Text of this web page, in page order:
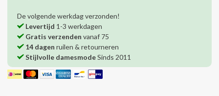
De volgende werkdag verzonden!
Levertijd 1-3 werkdagen
Gratis verzenden vanaf 75
14 dagen ruilen & retourneren
Stijlvolle damesmodeSinds 2011